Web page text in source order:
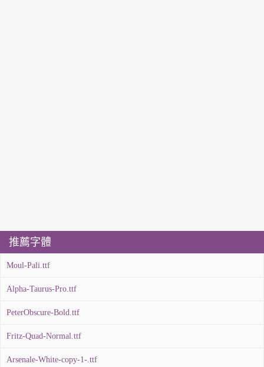
推薦字體
Moul-Pali.ttf
Alpha-Taurus-Pro.ttf
PeterObscure-Bold.ttf
Fritz-Quad-Normal.ttf
Arsenale-White-copy-1-.ttf